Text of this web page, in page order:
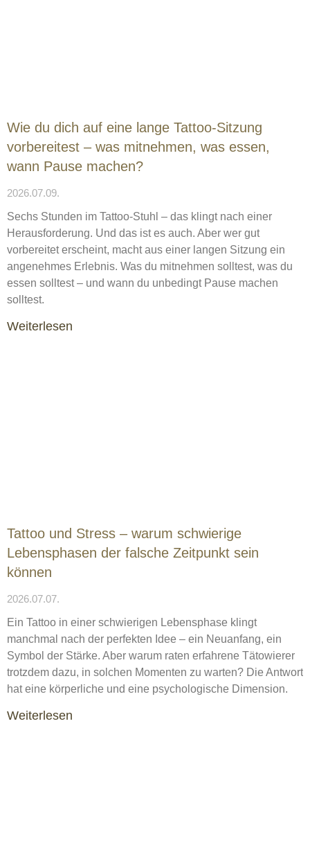
Wie du dich auf eine lange Tattoo-Sitzung
vorbereitest – was mitnehmen, was essen,
wann Pause machen?
2026.07.09.
Sechs Stunden im Tattoo-Stuhl – das klingt nach einer
Herausforderung. Und das ist es auch. Aber wer gut
vorbereitet erscheint, macht aus einer langen Sitzung ein
angenehmes Erlebnis. Was du mitnehmen solltest, was du
essen solltest – und wann du unbedingt Pause machen
solltest.
Weiterlesen
Tattoo und Stress – warum schwierige
Lebensphasen der falsche Zeitpunkt sein
können
2026.07.07.
Ein Tattoo in einer schwierigen Lebensphase klingt
manchmal nach der perfekten Idee – ein Neuanfang, ein
Symbol der Stärke. Aber warum raten erfahrene Tätowierer
trotzdem dazu, in solchen Momenten zu warten? Die Antwort
hat eine körperliche und eine psychologische Dimension.
Weiterlesen